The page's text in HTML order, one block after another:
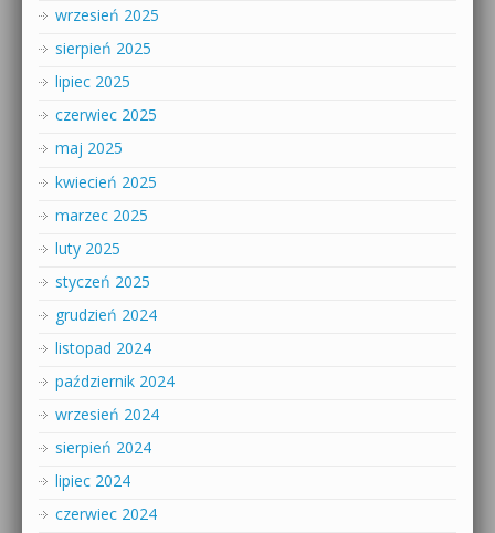
wrzesień 2025
sierpień 2025
lipiec 2025
czerwiec 2025
maj 2025
kwiecień 2025
marzec 2025
luty 2025
styczeń 2025
grudzień 2024
listopad 2024
październik 2024
wrzesień 2024
sierpień 2024
lipiec 2024
czerwiec 2024